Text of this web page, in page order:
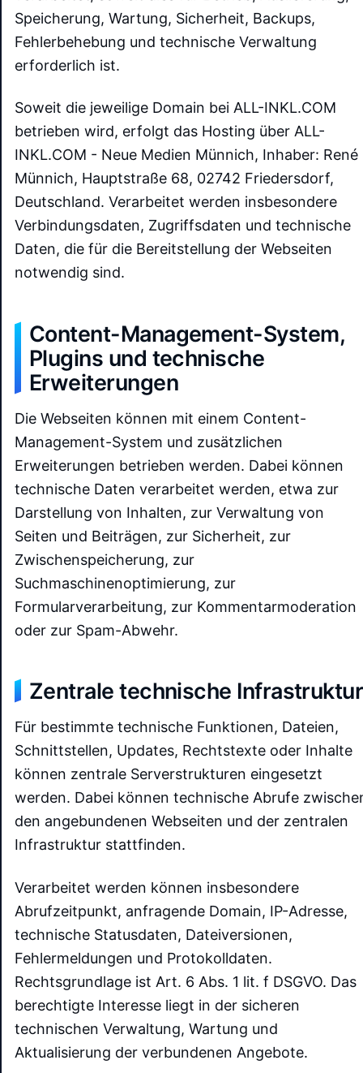
Speicherung, Wartung, Sicherheit, Backups,
Fehlerbehebung und technische Verwaltung
erforderlich ist.
Soweit die jeweilige Domain bei ALL-INKL.COM
betrieben wird, erfolgt das Hosting über ALL-
INKL.COM - Neue Medien Münnich, Inhaber: René
Münnich, Hauptstraße 68, 02742 Friedersdorf,
Deutschland. Verarbeitet werden insbesondere
Verbindungsdaten, Zugriffsdaten und technische
Daten, die für die Bereitstellung der Webseiten
notwendig sind.
Content-Management-System,
Plugins und technische
Erweiterungen
Die Webseiten können mit einem Content-
Management-System und zusätzlichen
Erweiterungen betrieben werden. Dabei können
technische Daten verarbeitet werden, etwa zur
Darstellung von Inhalten, zur Verwaltung von
Seiten und Beiträgen, zur Sicherheit, zur
Zwischenspeicherung, zur
Suchmaschinenoptimierung, zur
Formularverarbeitung, zur Kommentarmoderation
oder zur Spam-Abwehr.
Zentrale technische Infrastruktur
Für bestimmte technische Funktionen, Dateien,
Schnittstellen, Updates, Rechtstexte oder Inhalte
können zentrale Serverstrukturen eingesetzt
werden. Dabei können technische Abrufe
den angebundenen Webseiten und der zentralen
Infrastruktur stattfinden.
Verarbeitet werden können insbesondere
Abrufzeitpunkt, anfragende Domain, IP-Adresse,
technische Statusdaten, Dateiversionen,
Fehlermeldungen und Protokolldaten.
Rechtsgrundlage ist Art. 6 Abs. 1 lit. f DSGVO. Das
berechtigte Interesse liegt in der sicheren
technischen Verwaltung, Wartung und
Aktualisierung der verbundenen Angebote.